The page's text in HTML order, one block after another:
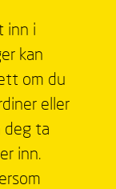
inn i
kan
om du
eller
deg ta
inn.